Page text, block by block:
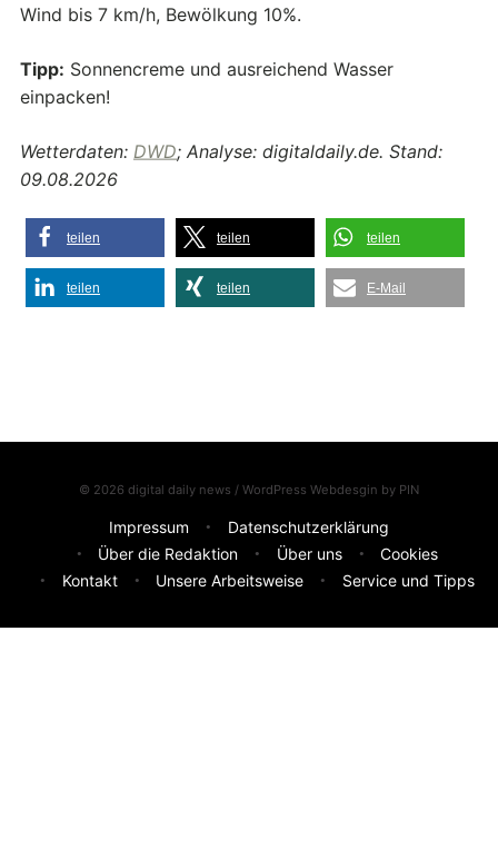
Wind bis 7 km/h, Bewölkung 10%.
Tipp: Sonnencreme und ausreichend Wasser
einpacken!
Wetterdaten: DWD; Analyse: digitaldaily.de. Stand:
09.08.2026
teilen teilen teilen
teilen teilen E-Mail
© 2026 digital daily news / WordPress Webdesgin by PIN
Impressum
Datenschutzerklärung
Über die Redaktion
Über uns
Cookies
Kontakt
Unsere Arbeitsweise Service und Tipps